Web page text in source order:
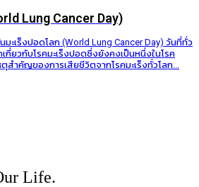
Lung Cancer Day)
ะเร็งปอดโลก (World Lung Cancer Day) วันที่ทั่ว
กี่ยวกับโรคมะเร็งปอดซึ่งยังคงเป็นหนึ่งในโรค
สำคัญของการเสียชีวิตจากโรคมะเร็งทั่วโลก...
Life.